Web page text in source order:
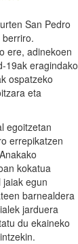
San Pedro
ere, adinekoen
19ak eragindako
ospatzeko
eta
egoitzetan
errepikatzen
kokatua
egun
barnealdera
jarduera
du ekaineko